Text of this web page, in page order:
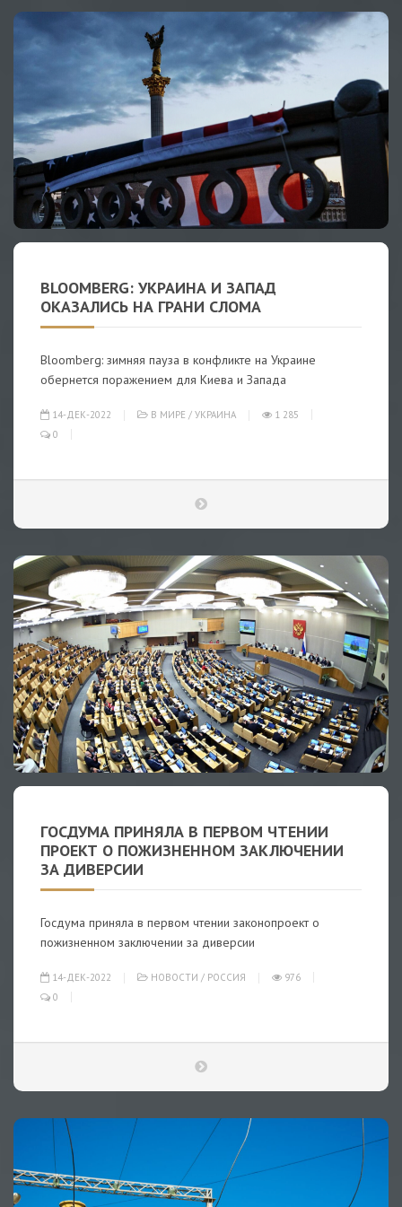
BLOOMBERG: УКРАИНА И ЗАПАД
ОКАЗАЛИСЬ НА ГРАНИ СЛОМА
Bloomberg: зимняя пауза в конфликте на Украине
обернется поражением для Киева и Запада
14-ДЕК-2022 В МИРЕ / УКРАИНА
1 285
0
ГОСДУМА ПРИНЯЛА В ПЕРВОМ ЧТЕНИИ
ПРОЕКТ О ПОЖИЗНЕННОМ ЗАКЛЮЧЕНИИ
ЗА ДИВЕРСИИ
Госдума приняла в первом чтении законопроект о
пожизненном заключении за диверсии
14-ДЕК-2022 НОВОСТИ / РОССИЯ
976
0